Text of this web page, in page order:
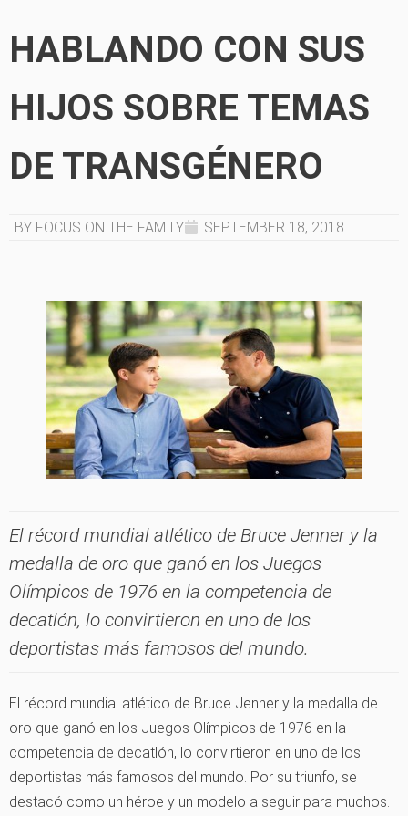
HABLANDO CON SUS
HIJOS SOBRE TEMAS
DE TRANSGÉNERO
BY FOCUS ON THE FAMILY SEPTEMBER 18, 2018
El récord mundial atlético de Bruce Jenner y la
medalla de oro que ganó en los Juegos
Olímpicos de 1976 en la competencia de
decatlón, lo convirtieron en uno de los
deportistas más famosos del mundo.
El récord mundial atlético de Bruce Jenner y la medalla de
oro que ganó en los Juegos Olímpicos de 1976 en la
competencia de decatlón, lo convirtieron en uno de los
deportistas más famosos del mundo. Por su triunfo, se
destacó como un héroe y un modelo a seguir para muchos.